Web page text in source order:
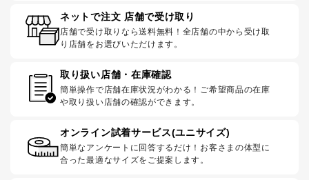
ネットで注文 店舗で受け取り
店舗で受け取りなら送料無料！全店舗の中から受け取
り店舗をお選びいただけます。
取り扱い店舗・在庫確認
簡単操作で店舗在庫状況がわかる！ご希望商品の在庫
や取り扱い店舗の確認ができます。
オンライン試着サービス(ユニサイズ)
簡単なアンケートに回答するだけ！お客さまの体型に
合った最適なサイズをご提案します。